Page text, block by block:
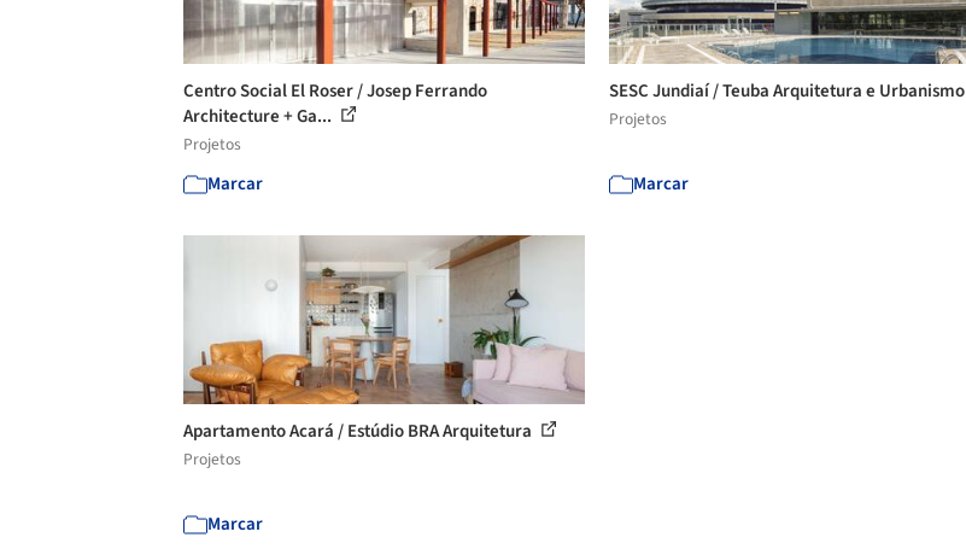
Centro Social El Roser / Josep Ferrando
Architecture + Ga...
Projetos
Marcar
SESC Jundiaí / Teuba Arquitetura e Urbanismo
Projetos
Marcar
Apartamento Acará / Estúdio BRA Arquitetura
Projetos
Marcar